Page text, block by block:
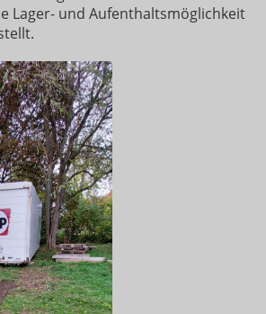
Lager- und Aufenthaltsmöglichkeit